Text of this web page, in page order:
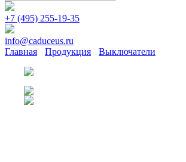
+7 (495) 255-19-35
info@caduceus.ru
Главная
Продукция Выключатели